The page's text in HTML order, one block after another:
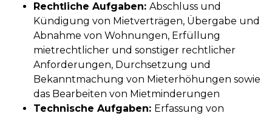
Rechtliche Aufgaben: Abschluss und
Kündigung von Mietverträgen, Übergabe und
Abnahme von Wohnungen, Erfüllung
mietrechtlicher und sonstiger rechtlicher
Anforderungen, Durchsetzung und
Bekanntmachung von Mieterhöhungen sowie
das Bearbeiten von Mietminderungen
Technische Aufgaben: Erfassung von